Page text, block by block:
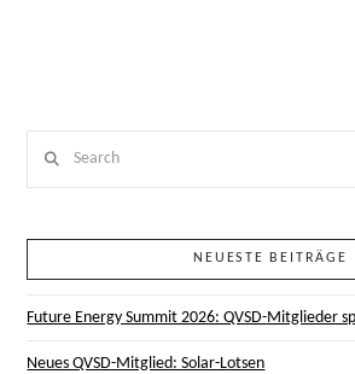
NEUESTE BEITRÄGE
Future Energy Summit 2026: QVSD-Mitglieder
Neues QVSD-Mitglied: Solar-Lotsen